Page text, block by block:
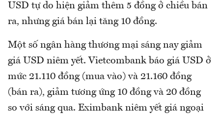
USD tự do hiện giảm thêm 5 đồng ở chiều bán
ra, nhưng giá bán lại tăng 10 đồng.
Một số ngân hàng thương mại sáng nay giảm
giá USD niêm yết. Vietcombank báo giá USD ở
mức 21.110 đồng (mua vào) và 21.160 đồng
(bán ra), giảm tương ứng 10 đồng và 20 đồng
so với sáng qua. Eximbank niêm yết giá ngoại